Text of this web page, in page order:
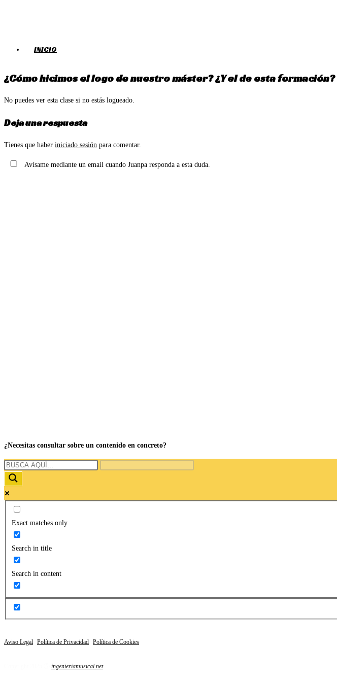
INICIO
¿Cómo hicimos el logo de nuestro máster? ¿Y el de esta formación?
No puedes ver esta clase si no estás logueado.
Deja una respuesta
Tienes que haber iniciado sesión para comentar.
Avísame mediante un email cuando Juanpa responda a esta duda.
¿Necesitas consultar sobre un contenido en concreto?
Exact matches only
Search in title
Search in content
Aviso Legal Política de Privacidad Política de Cookies
ingenieriamusical.net